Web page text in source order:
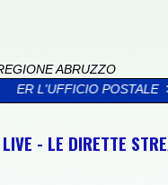
ABRUZZO
>> FORUM H2O:
- LE DIRETTE